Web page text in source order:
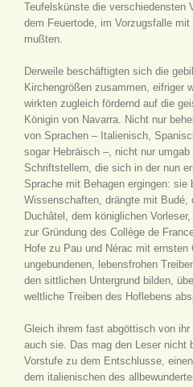
Teufelskünste die verschiedensten
dem Feuertode, im Vorzugsfalle mit
mußten.
Derweile beschäftigten sich die
Kirchengrößen zusammen, eifriger
wirkten zugleich fördernd auf die
Königin von Navarra. Nicht nur
von Sprachen – Italienisch,
sogar Hebräisch –, nicht nur
Schriftstellern, die sich in der nun
Sprache mit Behagen ergingen:
Wissenschaften, drängte mit Budé,
Duchâtel, dem königlichen
zur Gründung des Collège de
Hofe zu Pau und Nérac mit ernsten
ungebundenen, lebensfrohen
den sittlichen Untergrund bilden,
weltliche Treiben des Hoflebens
Gleich ihrem fast abgöttisch von
auch sie. Das mag den Leser nicht
Vorstufe zu dem Entschlusse,
dem italienischen des